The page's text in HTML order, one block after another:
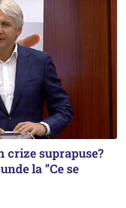
crize suprapuse?
la ”Ce se